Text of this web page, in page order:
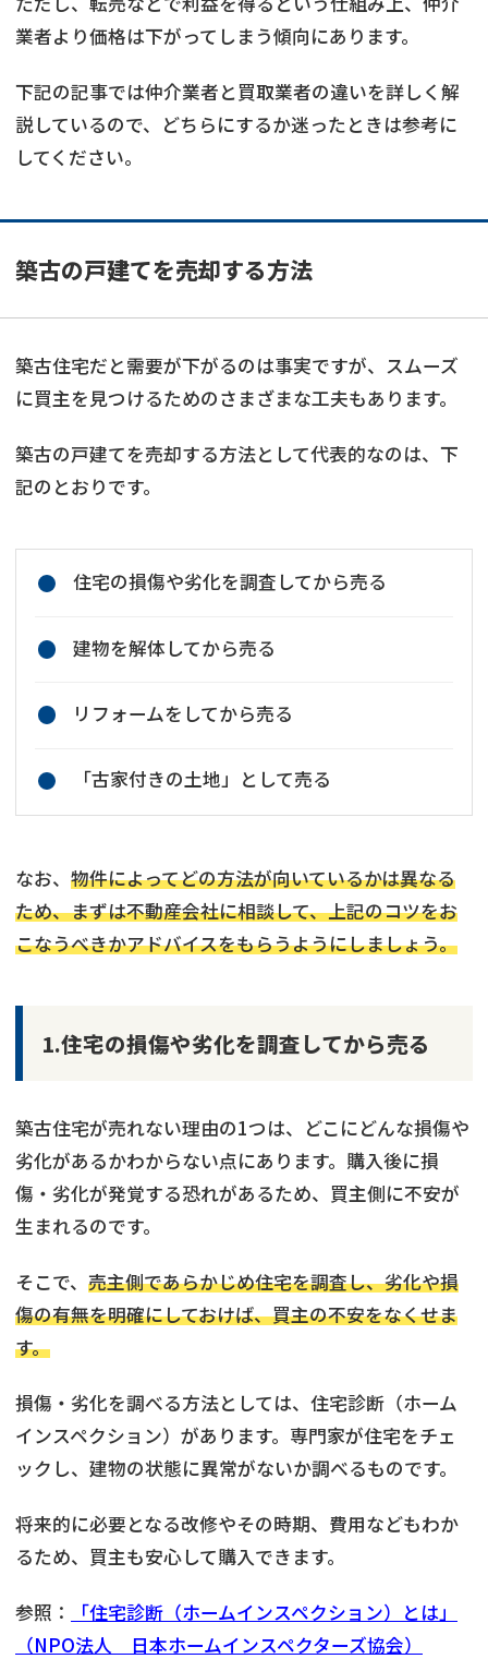
業者より価格は下がってしまう傾向にあります。
下記の記事では仲介業者と買取業者の違いを詳しく解
説しているので、どちらにするか迷ったときは参考に
してください。
築古の戸建てを売却する方法
築古住宅だと需要が下がるのは事実ですが、スムーズ
に買主を見つけるためのさまざまな工夫もあります。
築古の戸建てを売却する方法として代表的なのは、下
記のとおりです。
住宅の損傷や劣化を調査してから売る
建物を解体してから売る
リフォームをしてから売る
「古家付きの土地」として売る
なお、 物件によってどの方法が向いているかは異なる
ため、まずは不動産会社に相談して、上記のコツをお
こなうべきかアドバイスをもらうようにしましょう。
1.住宅の損傷や劣化を調査してから売る
築古住宅が売れない理由の1つは、どこにどんな損傷や
劣化があるかわからない点にあります。購入後に損
傷・劣化が発覚する恐れがあるため、買主側に不安が
生まれるのです。
そこで、 売主側であらかじめ住宅を調査し、劣化や損
傷の有無を明確にしておけば、買主の不安をなくせま
す。
損傷・劣化を調べる方法としては、住宅診断（ホーム
インスペクション）があります。専門家が住宅をチェ
ックし、建物の状態に異常がないか調べるものです。
将来的に必要となる改修やその時期、費用などもわか
るため、買主も安心して購入できます。
参照：
「住宅診断（ホームインスペクション）とは」
（NPO法人 日本ホームインスペクターズ協会）